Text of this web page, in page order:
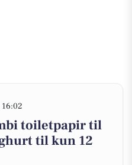
toiletpapir til
til kun 12